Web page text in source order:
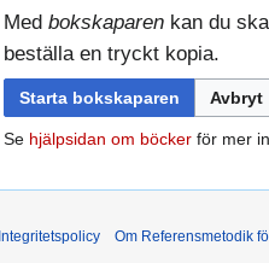
Med bokskaparen kan du
beställa en tryckt kopia.
Starta bokskaparen Avbryt
Se hjälpsidan om böcker för mer
Integritetspolicy Om Referensmetodik